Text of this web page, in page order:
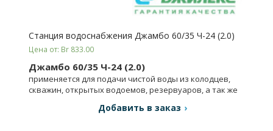
Станция водоснабжения Джамбо 60/35 Ч-24 (2.0)
Цена от: Br 833.00
Джамбо 60/35 Ч-24 (2.0)
применяется для подачи чистой воды из колодцев,
скважин, открытых водоемов, резервуаров, а так же
Добавить в заказ